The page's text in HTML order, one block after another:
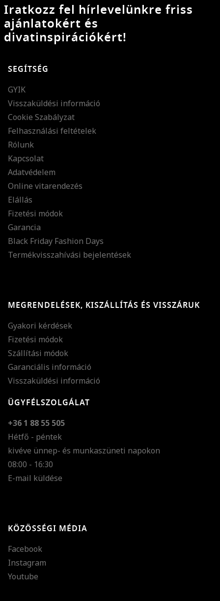
Iratkozz fel hírlevelünkre friss
ajánlatokért és
divatinspirációkért!
SEGÍTSÉG
GYIK
Visszaküldési információ
Cookie Szabályzat
Felhasználási feltételek
Rólunk
Kapcsolat
Adatvédelem
Online vitarendezés
Elállás
Fizetési módok
Garancia
Black Friday Fashion Days
Termékvisszahívási bejelentések
MEGRENDELÉSEK, KISZÁLLÍTÁS ÉS VISSZÁRUK
Gyakori kérdések
Fizetési módok
Szállítási módok
Garanciális információ
Visszaküldési információ
ÜGYFÉLSZOLGÁLAT
+36 1 88 55 505
Hétfő - péntek
kivéve ünnep- és munkaszüneti napokon
08:00 - 16:30
E-mail küldése
KÖZÖSSÉGI MÉDIA
Facebook
Instagram
Youtube